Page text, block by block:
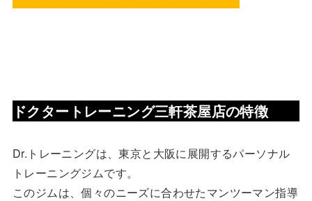
ドクタートレーニング三軒茶屋店の特徴
Dr.トレーニングは、東京と大阪に展開するパーソナル
トレーニングジムです。
このジムは、個々のニーズに合わせたマンツーマン指導